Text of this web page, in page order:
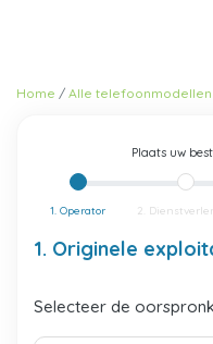
Home Alle telefoonmodellen
Plaats uw
1. Operator 2.
1. Originele
Selecteer de